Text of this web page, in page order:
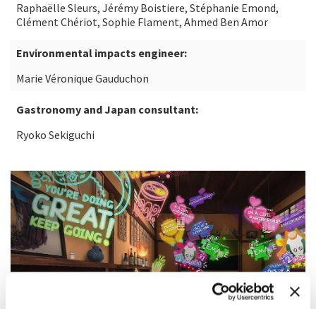
Raphaëlle Sleurs, Jérémy Boistiere, Stéphanie Emond,
Clément Chériot, Sophie Flament, Ahmed Ben Amor
Environmental impacts engineer:
Marie Véronique Gauduchon
Gastronomy and Japan consultant:
Ryoko Sekiguchi